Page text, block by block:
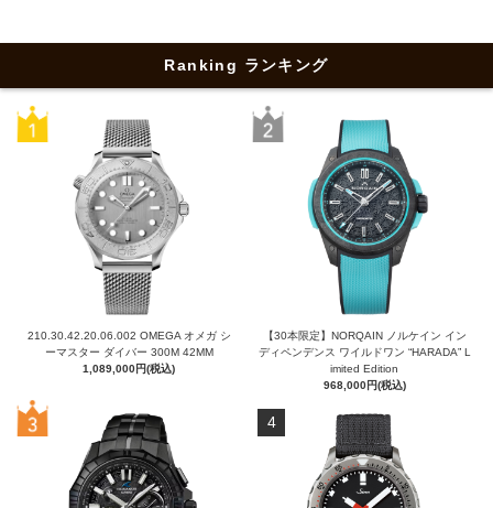
Ranking ランキング
210.30.42.20.06.002 OMEGA オメガ シ
ーマスター ダイバー 300M 42MM
1,089,000円(税込)
【30本限定】NORQAIN ノルケイン イン
ディペンデンス ワイルドワン “HARADA” L
imited Edition
968,000円(税込)
4